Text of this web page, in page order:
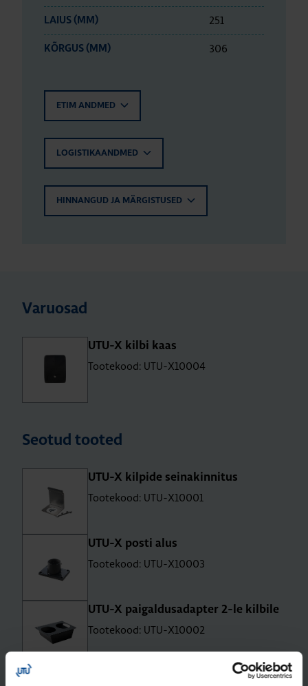
LAIUS (MM) 251
KÕRGUS (MM) 306
ETIM ANDMED
LOGISTIKAANDMED
HINNANGUD JA MÄRGISTUSED
Varuosad
UTU-X kilbi kaas
Tootekood: UTU-X10004
Seotud tooted
UTU-X kil­pide sei­na­kin­ni­tus
Tootekood: UTU-X10001
UTU-X posti alus
Tootekood: UTU-X10003
UTU-X pai­gal­du­sadap­ter 2-le kil­bile
Tootekood: UTU-X10002